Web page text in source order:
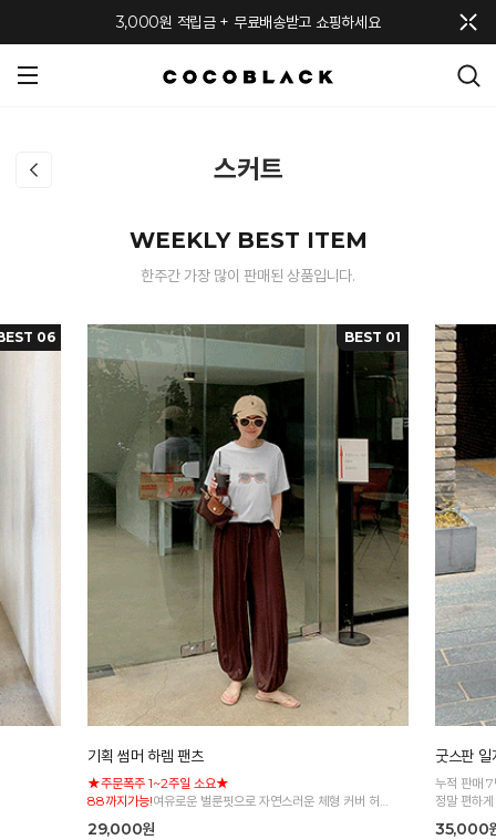
3,000원 적립금 + 무료배송받고 쇼핑하세요
스커트
WEEKLY BEST ITEM
한주간 가장 많이 판매된 상품입니다.
06 BEST 01
기획 썸머 하렘 팬츠
★주문폭주 1~2주일 소요★
88까지가능!여유로운 벌룬핏으로 자연스러운 체형 커버 허리
전체 밴딩으로 편안한 착용감
29,000원
굿스판
누적 판매
정말 편하
35,000